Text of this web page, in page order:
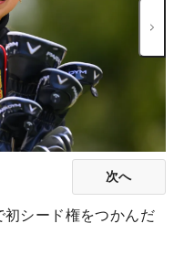
次へ
シード権をつかんだ